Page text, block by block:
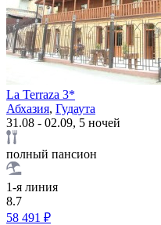
La Terraza 3*
Абхазия, Гудаута
31.08 - 02.09, 5 ночей
полный пансион
1-я линия
8.7
58 491 ₽